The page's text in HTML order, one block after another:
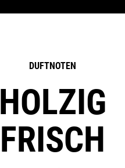
DUFTNOTEN
HOLZIG
FRISCH